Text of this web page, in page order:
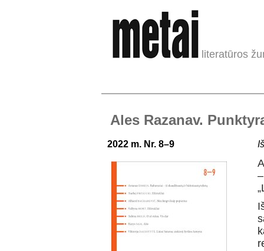
literatūros
Ales Razanav.
2022 m. Nr. 8–9